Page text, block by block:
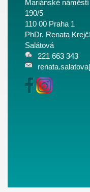
Mariánské náměstí
190/5
110 00 Praha 1
PhDr. Renata
Salátová
221 663 343